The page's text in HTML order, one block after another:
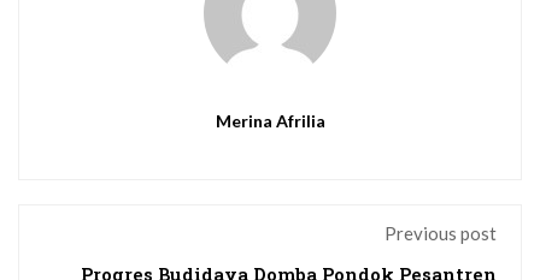
Merina Afrilia
Previous post
Progres Budidaya Domba Pondok Pesantren